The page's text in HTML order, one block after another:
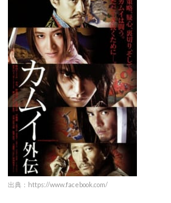
出典：https://www.facebook.com/